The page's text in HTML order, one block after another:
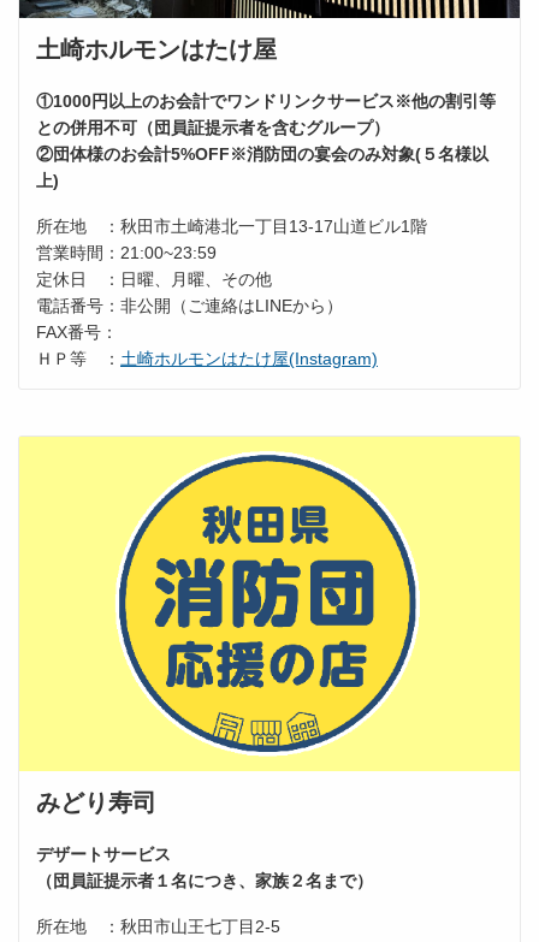
土崎ホルモンはたけ屋
①1000円以上のお会計でワンドリンクサービス※他の割引等
との併用不可（団員証提示者を含むグループ）
②団体様のお会計5%OFF※消防団の宴会のみ対象(５名様以
上)
所在地 ：秋田市土崎港北一丁目13-17山道ビル1階
営業時間：21:00~23:59
定休日 ：日曜、月曜、その他
電話番号：非公開（ご連絡はLINEから）
FAX番号：
ＨＰ等 ： 土崎ホルモンはたけ屋(Instagram)
みどり寿司
デザートサービス
（団員証提示者１名につき、家族２名まで）
所在地 ：秋田市山王七丁目2-5